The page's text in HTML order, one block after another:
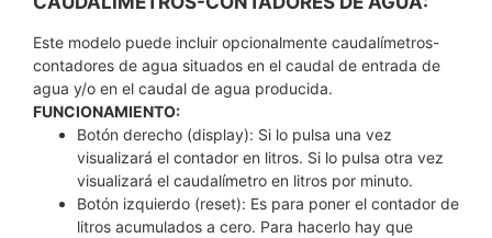
Este modelo puede incluir opcionalmente caudalímetros-
contadores de agua situados en el caudal de entrada de
agua y/o en el caudal de agua producida.
FUNCIONAMIENTO:
Botón derecho (display): Si lo pulsa una vez
visualizará el contador en litros. Si lo pulsa otra vez
visualizará el caudalímetro en litros por minuto.
Botón izquierdo (reset): Es para poner el contador de
litros acumulados a cero. Para hacerlo hay que